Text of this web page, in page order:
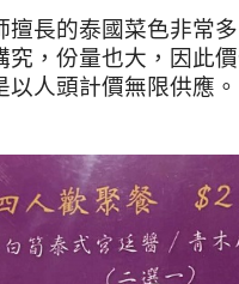
擅長的泰國菜色非常
究，份量也大，因此價
以人頭計價無限供應。